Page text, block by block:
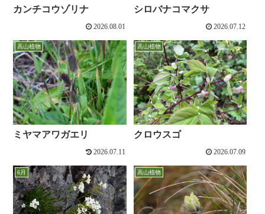
カンチコウゾリナ
2026.08.01
シロバナコマクサ
2026.07.12
高山植物
ミヤマアワガエリ
2026.07.11
高山植物
クロウスゴ
2026.07.09
6月 高山植物